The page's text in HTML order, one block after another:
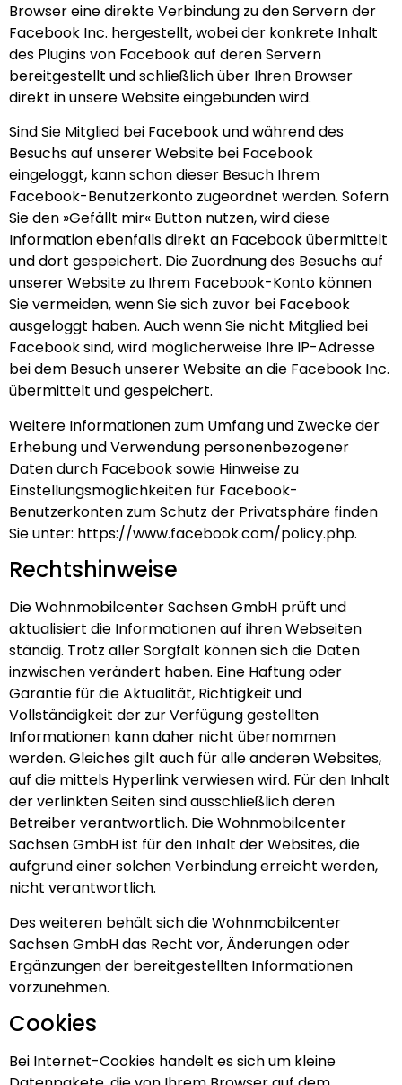
Browser eine direkte Verbindung zu den Servern der
Facebook Inc. hergestellt, wobei der konkrete Inhalt
des Plugins von Facebook auf deren Servern
bereitgestellt und schließlich über Ihren Browser
direkt in unsere Website eingebunden wird.
Sind Sie Mitglied bei Facebook und während des
Besuchs auf unserer Website bei Facebook
eingeloggt, kann schon dieser Besuch Ihrem
Facebook-Benutzerkonto zugeordnet werden. Sofern
Sie den »Gefällt mir« Button nutzen, wird diese
Information ebenfalls direkt an Facebook übermittelt
und dort gespeichert. Die Zuordnung des Besuchs auf
unserer Website zu Ihrem Facebook-Konto können
Sie vermeiden, wenn Sie sich zuvor bei Facebook
ausgeloggt haben. Auch wenn Sie nicht Mitglied bei
Facebook sind, wird möglicherweise Ihre IP-Adresse
bei dem Besuch unserer Website an die Facebook Inc.
übermittelt und gespeichert.
Weitere Informationen zum Umfang und Zwecke der
Erhebung und Verwendung personenbezogener
Daten durch Facebook sowie Hinweise zu
Einstellungsmöglichkeiten für Facebook-
Benutzerkonten zum Schutz der Privatsphäre finden
Sie unter: https://www.facebook.com/policy.php.
Rechtshinweise
Die Wohnmobilcenter Sachsen GmbH prüft und
aktualisiert die Informationen auf ihren Webseiten
ständig. Trotz aller Sorgfalt können sich die Daten
inzwischen verändert haben. Eine Haftung oder
Garantie für die Aktualität, Richtigkeit und
Vollständigkeit der zur Verfügung gestellten
Informationen kann daher nicht übernommen
werden. Gleiches gilt auch für alle anderen Websites,
auf die mittels Hyperlink verwiesen wird. Für den Inhalt
der verlinkten Seiten sind ausschließlich deren
Betreiber verantwortlich. Die Wohnmobilcenter
Sachsen GmbH ist für den Inhalt der Websites, die
aufgrund einer solchen Verbindung erreicht werden,
nicht verantwortlich.
Des weiteren behält sich die Wohnmobilcenter
Sachsen GmbH das Recht vor, Änderungen oder
Ergänzungen der bereitgestellten Informationen
vorzunehmen.
Cookies
Bei Internet-Cookies handelt es sich um kleine